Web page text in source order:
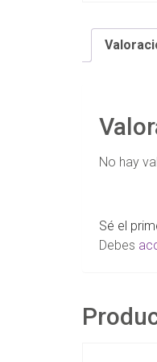
No hay
Sé el
Debes